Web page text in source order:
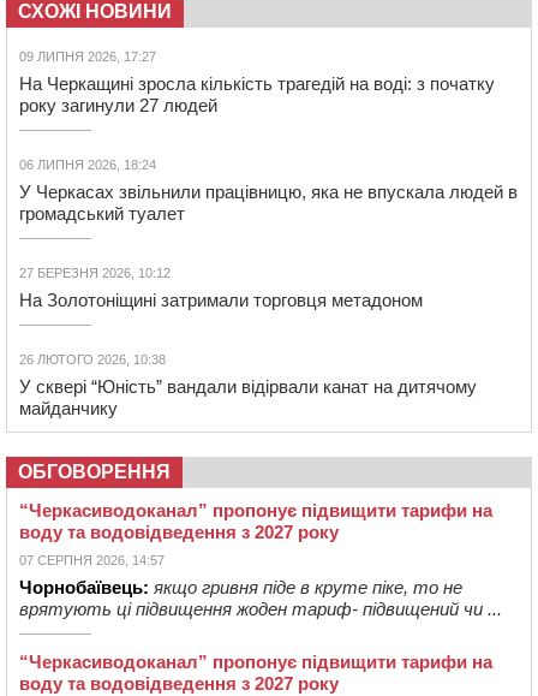
СХОЖІ НОВИНИ
09 ЛИПНЯ 2026, 17:27
На Черкащині зросла кількість трагедій на воді: з початку
року загинули 27 людей
06 ЛИПНЯ 2026, 18:24
У Черкасах звільнили працівницю, яка не впускала людей в
громадський туалет
27 БЕРЕЗНЯ 2026, 10:12
На Золотоніщині затримали торговця метадоном
26 ЛЮТОГО 2026, 10:38
У сквері “Юність” вандали відірвали канат на дитячому
майданчику
ОБГОВОРЕННЯ
“Черкасиводоканал” пропонує підвищити тарифи на
воду та водовідведення з 2027 року
07 СЕРПНЯ 2026, 14:57
Чорнобаївець: якщо гривня піде в круте піке, то не
врятують ці підвищення жоден тариф- підвищений чи ...
“Черкасиводоканал” пропонує підвищити тарифи на
воду та водовідведення з 2027 року